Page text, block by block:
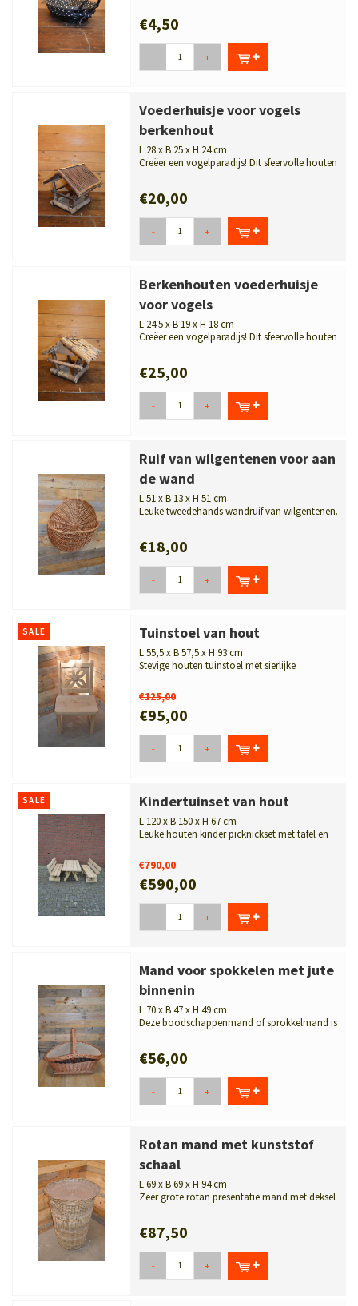
€4,50
- +
Voederhuisje voor vogels
berkenhout
L 28 x B 25 x H 24 cm
Creëer een vogelparadijs! Dit sfeervolle houten
€20,00
- +
Berkenhouten voederhuisje
voor vogels
L 24.5 x B 19 x H 18 cm
Creëer een vogelparadijs! Dit sfeervolle houten
€25,00
- +
Ruif van wilgentenen voor aan
de wand
L 51 x B 13 x H 51 cm
Leuke tweedehands wandruif van wilgentenen.
€18,00
- +
SALE Tuinstoel van hout
L 55,5 x B 57,5 x H 93 cm
Stevige houten tuinstoel met sierlijke
€125,00
€95,00
- +
SALE Kindertuinset van hout
L 120 x B 150 x H 67 cm
Leuke houten kinder picknickset met tafel en
€790,00
€590,00
- +
Mand voor spokkelen met jute
binnenin
L 70 x B 47 x H 49 cm
Deze boodschappenmand of sprokkelmand is
€56,00
- +
Rotan mand met kunststof
schaal
L 69 x B 69 x H 94 cm
Zeer grote rotan presentatie mand met deksel
€87,50
- +